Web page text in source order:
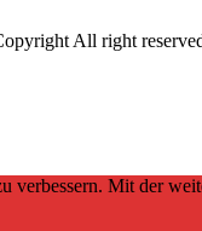
All right
Mit der